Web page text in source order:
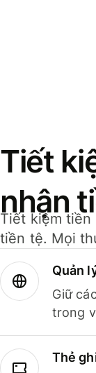
Tiết
nhận
Tiết kiệm
tiền tệ. Mọi
Quản
Giữ
trong
Thẻ